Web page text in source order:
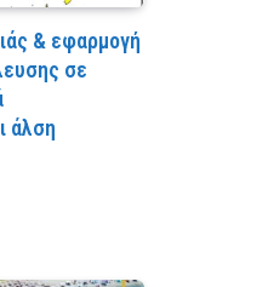
& εφαρμογή
σε
άλση